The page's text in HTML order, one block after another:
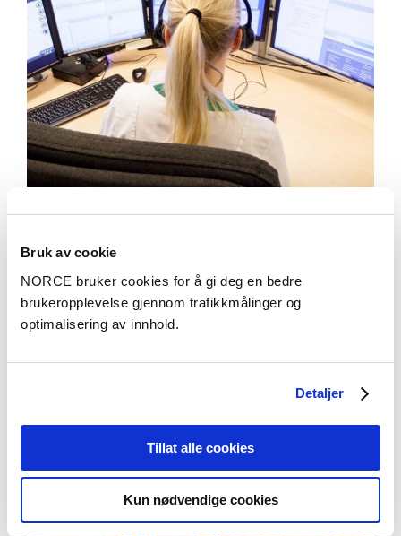
Bruk av cookie
NORCE bruker cookies for å gi deg en bedre
brukeropplevelse gjennom trafikkmålinger og
optimalisering av innhold.
Detaljer
Tillat alle cookies
Kun nødvendige cookies
Aktuelt
Spørsmålsanbefalinger og strukturert
dokumentasjon kan støtte operatører i
legevaktsentral under telefon triage